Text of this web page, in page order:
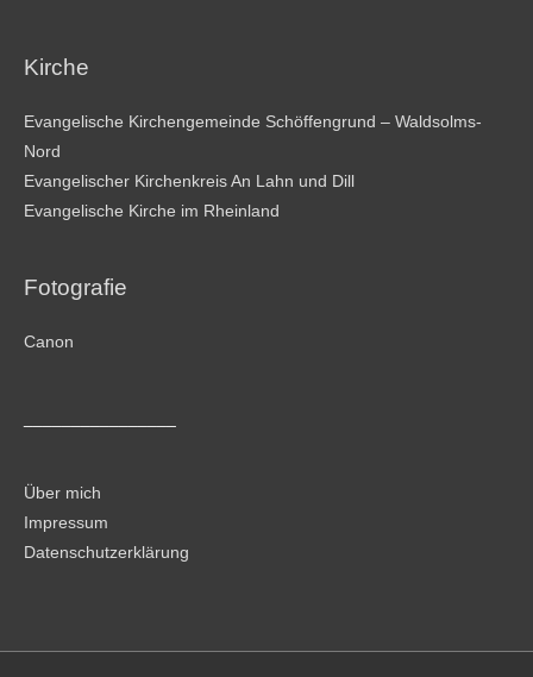
Kirche
Evangelische Kirchengemeinde Schöffengrund – Waldsolms-
Nord
Evangelischer Kirchenkreis An Lahn und Dill
Evangelische Kirche im Rheinland
Fotografie
Canon
Über mich
Impressum
Datenschutzerklärung